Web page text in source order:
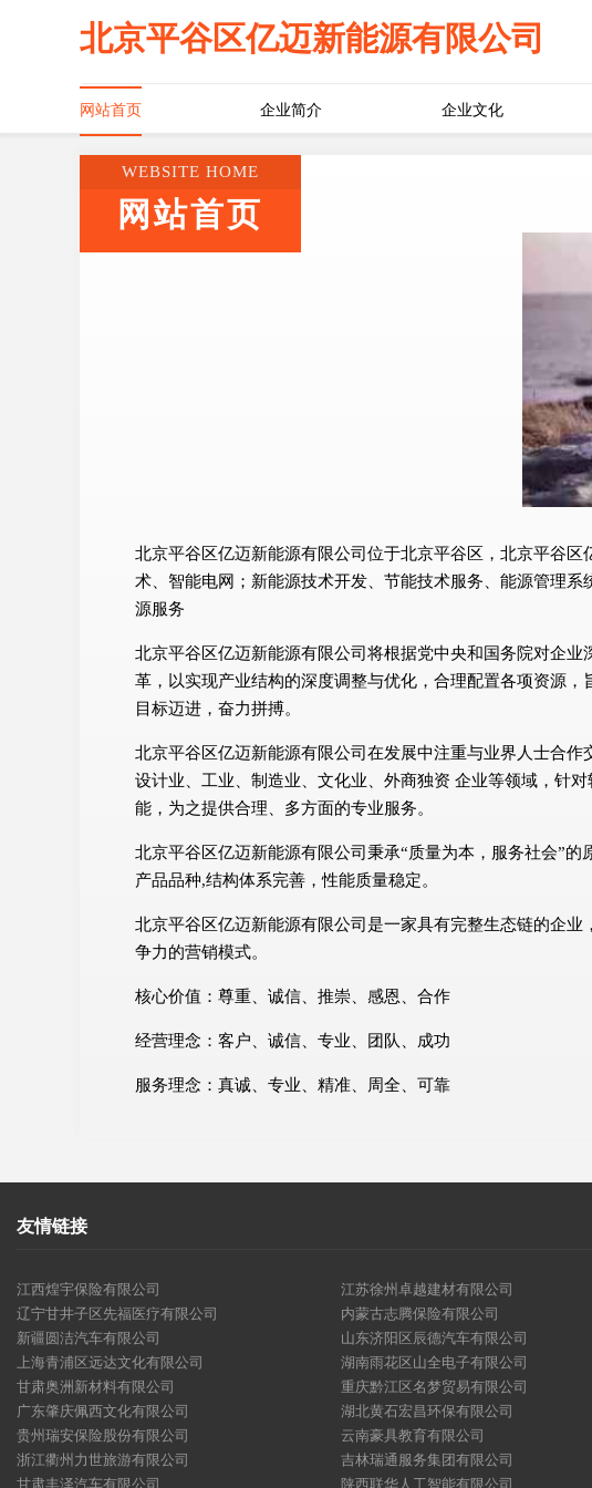
北京平谷区亿迈新能源有限公司
网站首页 企业简介 企业文化
WEBSITE HOME
网站首页
北京平谷区亿迈新能源有限公司位于北京平谷区，北京平谷
术、智能电网；新能源技术开发、节能技术服务、能源管理
源服务
北京平谷区亿迈新能源有限公司将根据党中央和国务院对企
革，以实现产业结构的深度调整与优化，合理配置各项资源
目标迈进，奋力拼搏。
北京平谷区亿迈新能源有限公司在发展中注重与业界人士合
设计业、工业、制造业、文化业、外商独资 企业等领域，针
能，为之提供合理、多方面的专业服务。
北京平谷区亿迈新能源有限公司秉承“质量为本，服务社会”
产品品种,结构体系完善，性能质量稳定。
北京平谷区亿迈新能源有限公司是一家具有完整生态链的企
争力的营销模式。
核心价值：尊重、诚信、推崇、感恩、合作
经营理念：客户、诚信、专业、团队、成功
服务理念：真诚、专业、精准、周全、可靠
友情链接
江西煌宇保险有限公司 江苏徐州卓越建材有限公司
辽宁甘井子区先福医疗有限公司
内蒙古志腾保险有限公司
新疆圆洁汽车有限公司
山东济阳区辰德汽车有限公司
上海青浦区远达文化有限公司
湖南雨花区山全电子有限公司
甘肃奥洲新材料有限公司
重庆黔江区名梦贸易有限公司
广东肇庆佩西文化有限公司
湖北黄石宏昌环保有限公司
贵州瑞安保险股份有限公司
云南豪具教育有限公司
浙江衢州力世旅游有限公司
吉林瑞通服务集团有限公司
甘肃丰泽汽车有限公司
陕西联华人工智能有限公司